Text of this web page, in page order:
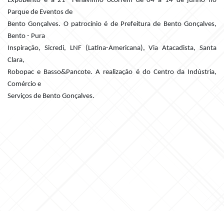
Parque de Eventos de
Bento Gonçalves. O patrocínio é de Prefeitura de Bento Gonçalves,
Bento - Pura
Inspiração, Sicredi, LNF (Latina-Americana), Via Atacadista, Santa
Clara,
Robopac e Basso&Pancote. A realização é do Centro da Indústria,
Comércio e
Serviços de Bento Gonçalves.